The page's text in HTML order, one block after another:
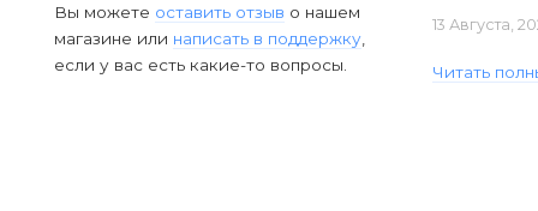
Вы можете оставить отзыв о нашем
магазине или написать в поддержку
если у вас есть какие-то вопросы.
13 Августа,
Читать